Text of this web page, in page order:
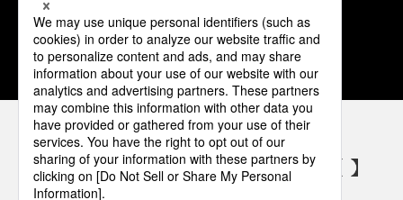
1 2 3 4 5
パナソニックの電気設備 SNSアカウント